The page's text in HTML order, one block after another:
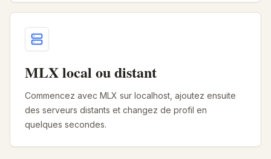
MLX local ou distant
Commencez avec MLX sur localhost, ajoutez ensuite
des serveurs distants et changez de profil en
quelques secondes.